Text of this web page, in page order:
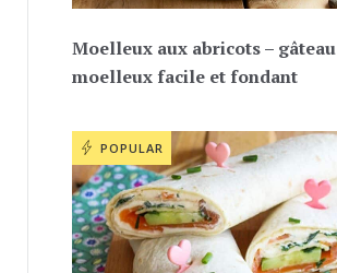
Moelleux aux abricots – gâteau
moelleux facile et fondant
POPULAR